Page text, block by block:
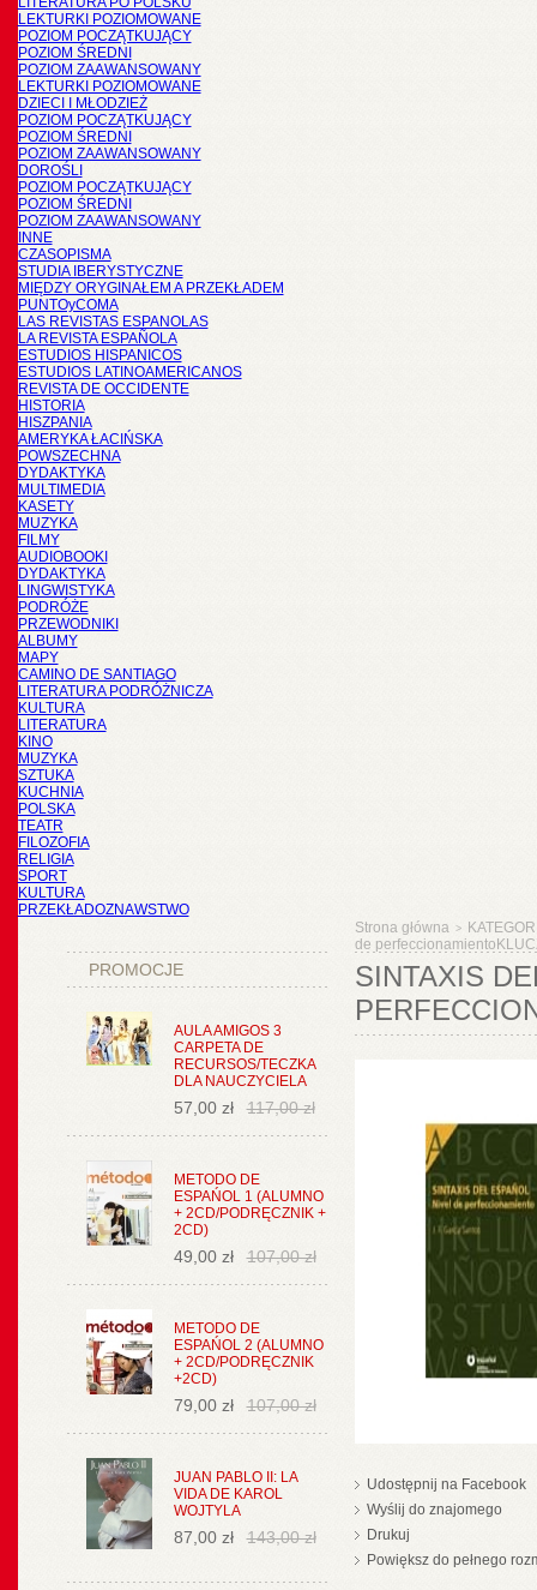
LEKTURKI POZIOMOWANE
POZIOM POCZĄTKUJĄCY
POZIOM ŚREDNI
POZIOM ZAAWANSOWANY
LEKTURKI POZIOMOWANE
DZIECI I MŁODZIEŻ
POZIOM POCZĄTKUJĄCY
POZIOM ŚREDNI
POZIOM ZAAWANSOWANY
DOROŚLI
POZIOM POCZĄTKUJĄCY
POZIOM ŚREDNI
POZIOM ZAAWANSOWANY
INNE
CZASOPISMA
STUDIA IBERYSTYCZNE
MIĘDZY ORYGINAŁEM A PRZEKŁADEM
PUNTOyCOMA
LAS REVISTAS ESPANOLAS
LA REVISTA ESPAÑOLA
ESTUDIOS HISPANICOS
ESTUDIOS LATINOAMERICANOS
REVISTA DE OCCIDENTE
HISTORIA
HISZPANIA
AMERYKA ŁACIŃSKA
POWSZECHNA
DYDAKTYKA
MULTIMEDIA
KASETY
MUZYKA
FILMY
AUDIOBOOKI
DYDAKTYKA
LINGWISTYKA
PODRÓŻE
PRZEWODNIKI
ALBUMY
MAPY
CAMINO DE SANTIAGO
LITERATURA PODRÓŻNICZA
KULTURA
LITERATURA
KINO
MUZYKA
SZTUKA
KUCHNIA
POLSKA
TEATR
FILOZOFIA
RELIGIA
SPORT
KULTURA
PRZEKŁADOZNAWSTWO
PROMOCJE
AULA AMIGOS 3
CARPETA DE
RECURSOS/TECZKA
DLA NAUCZYCIELA
57,00 zł 117,00 zł
METODO DE
ESPAŃOL 1 (ALUMNO
+ 2CD/PODRĘCZNIK +
2CD)
49,00 zł 107,00 zł
METODO DE
ESPAŃOL 2 (ALUMNO
+ 2CD/PODRĘCZNIK
+2CD)
79,00 zł 107,00 zł
JUAN PABLO II: LA
VIDA DE KAROL
WOJTYLA
87,00 zł 143,00 zł
Strona główna >
de
SINTAXIS
Udostępnij na Facebook
Wyślij do znajomego
Drukuj
Powiększ do pełnego